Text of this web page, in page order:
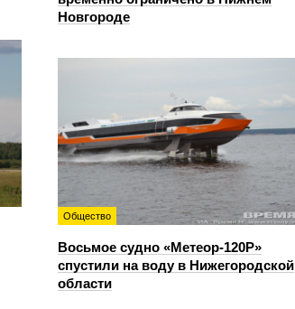
Новгороде
Общество
Восьмое судно «Метеор-120Р»
спустили на воду в Нижегородской
области